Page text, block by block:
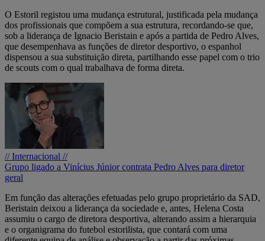
O Estoril registou uma mudança estrutural, justificada pela mudança
dos profissionais que compõem a sua estrutura, recordando-se que,
sob a liderança de Ignacio Beristain e após a partida de Pedro Alves,
que desempenhava as funções de diretor desportivo, o espanhol
dispensou a sua substituição direta, partilhando esse papel com o trio
de scouts com o qual trabalhava de forma direta.
// Internacional //
Grupo ligado a Vinícius Júnior contrata Pedro Alves para diretor
geral
Em função das alterações efetuadas pelo grupo proprietário da SAD,
Beristain deixou a liderança da sociedade e, antes, Helena Costa
assumiu o cargo de diretora desportiva, alterando assim a hierarquia
e o organigrama do futebol estorilista, que contará com uma